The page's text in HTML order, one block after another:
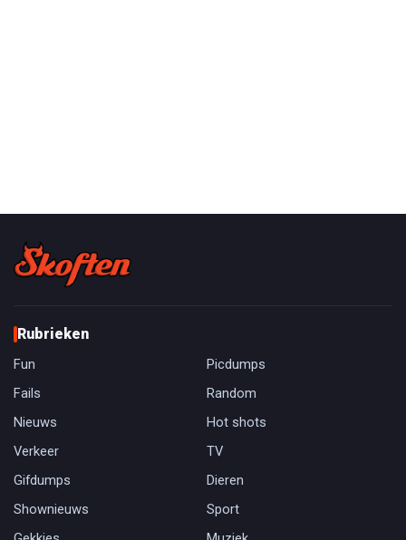
Rubrieken
Fun
Picdumps
Fails
Random
Nieuws
Hot shots
Verkeer
TV
Gifdumps
Dieren
Shownieuws
Sport